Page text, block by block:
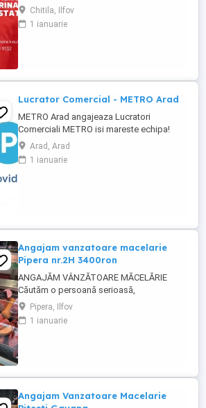
pentru a aplica, sună la 021 91 32 sau
depune-ți CV-ul online pe
cariere.kaufland.ro Beneficiile tale Salariu
Chitila, Ilfov
1 ianuarie
Lucrator Comercial - METRO Arad
METRO Arad angajeaza Lucratori
Comerciali METRO isi mareste echipa!
Recrutam Lucratori Comerciali pentru
magazinul METRO Arad, situat pe Sos.
Calea Zimandului, nr. 43C. Ce vei face:
Arad, Arad
1 ianuarie
Angajam vanzatoare macelarie
Pipera nr.2H 3400ron
ANGAJĂM VÂNZĂTOARE MĂCELĂRIE
Căutăm o persoană serioasă,
responsabilă și amabilă pentru postul de
vânzătoare într-o măcelărie modernă.
Cerințe: Experiență în domeniul vânzărilor
Rapiditate, ...
Pipera, Ilfov
1 ianuarie
Angajam Vanzatoare Macelarie